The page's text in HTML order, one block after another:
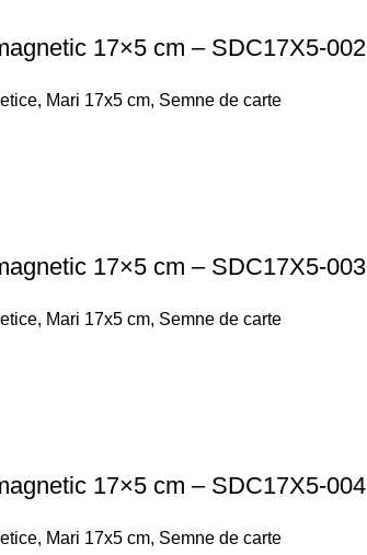
17×5 cm – SDC17X5-002
, Mari 17x5 cm, Semne de carte
17×5 cm – SDC17X5-003
, Mari 17x5 cm, Semne de carte
17×5 cm – SDC17X5-004
, Mari 17x5 cm, Semne de carte